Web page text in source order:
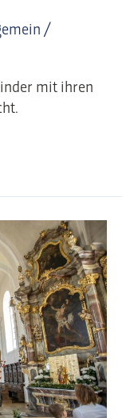
/
mit ihren